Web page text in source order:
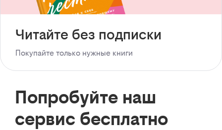
Читайте без подписки
Покупайте только нужные книги
Попробуйте наш
сервис бесплатно